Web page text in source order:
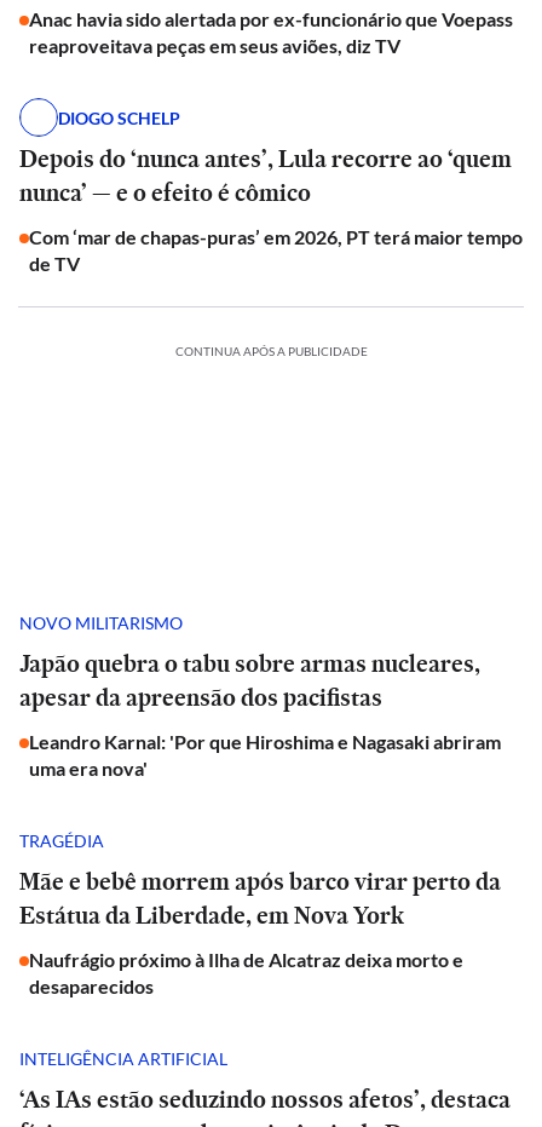
Anac havia sido alertada por ex-funcionário que Voepass
reaproveitava peças em seus aviões, diz TV
DIOGO SCHELP
Depois do ‘nunca antes’, Lula recorre ao ‘quem
nunca’ — e o efeito é cômico
Com ‘mar de chapas-puras’ em 2026, PT terá maior tempo
de TV
CONTINUA APÓS A PUBLICIDADE
NOVO MILITARISMO
Japão quebra o tabu sobre armas nucleares,
apesar da apreensão dos pacifistas
Leandro Karnal: 'Por que Hiroshima e Nagasaki abriram
uma era nova'
TRAGÉDIA
Mãe e bebê morrem após barco virar perto da
Estátua da Liberdade, em Nova York
Naufrágio próximo à Ilha de Alcatraz deixa morto e
desaparecidos
INTELIGÊNCIA ARTIFICIAL
‘As IAs estão seduzindo nossos afetos’, destaca